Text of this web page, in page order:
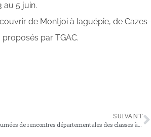
au 5 juin.
de Montjoi à laguépie, de Cazes-
par TGAC.
SUIVANT
Les Traversées, journées de rencontres départementales des classes à horaires aménagés théâtre (C.H.A.T.)